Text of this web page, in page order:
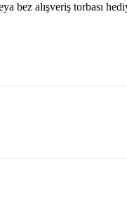
alışveriş torbası